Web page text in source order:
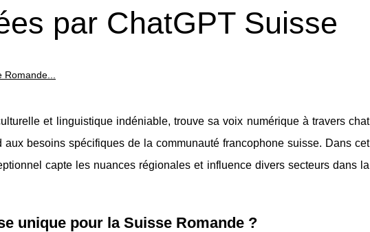
par ChatGPT Suisse
et linguistique indéniable, trouve sa voix numérique à travers chat
besoins spécifiques de la communauté francophone suisse. Dans cet
capte les nuances régionales et influence divers secteurs dans la
unique pour la Suisse Romande ?